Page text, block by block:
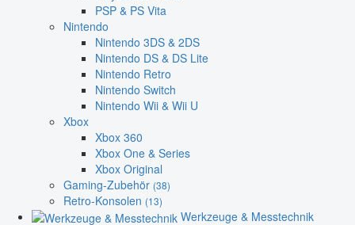
PSP & PS Vita
Nintendo
Nintendo 3DS & 2DS
Nintendo DS & DS Lite
Nintendo Retro
Nintendo Switch
Nintendo Wii & Wii U
Xbox
Xbox 360
Xbox One & Series
Xbox Original
Gaming-Zubehör (38)
Retro-Konsolen (13)
Werkzeuge & Messtechnik